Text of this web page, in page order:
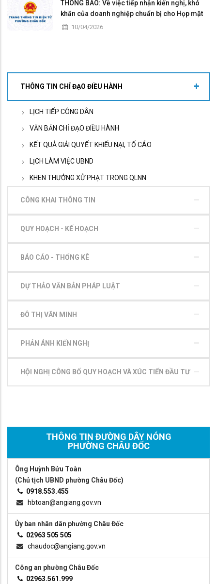
THÔNG BÁO: Về việc tiếp nhận kiến nghị, khó
khăn của doanh nghiệp chuẩn bị cho Họp mặt
và đối thoại doanh nghiệp hàng tháng năm
10/04/2026
THÔNG TIN CHỈ ĐẠO ĐIỀU HÀNH
LỊCH TIẾP CÔNG DÂN
VĂN BẢN CHỈ ĐẠO ĐIỀU HÀNH
KẾT QUẢ GIẢI QUYẾT KHIẾU NẠI, TỐ CÁO
LỊCH LÀM VIỆC UBND
KHEN THƯỞNG XỬ PHẠT TRONG QLNN
CÔNG KHAI THÔNG TIN
QUY HOẠCH - KẾ HOẠCH
BÁO CÁO - THỐNG KÊ
DỰ THẢO VĂN BẢN PHÁP LUẬT
ĐÔ THỊ VĂN MINH
PHẢN ÁNH KIẾN NGHỊ
HỘI NGHỊ CÔNG BỐ QUY HOẠCH VÀ XÚC TIẾN ĐẦU TƯ
THÔNG TIN ĐƯỜNG DÂY NÓNG
PHƯỜNG CHÂU ĐỐC
Ông Huỳnh Bửu Toàn
(Chủ tịch UBND phường Châu Đốc)
0918.553.455
hbtoan@angiang.gov.vn
Ủy ban nhân dân phường Châu Đốc
02963 505 505
chaudoc@angiang.gov.vn
Công an phường Châu Đốc
02963.561.999